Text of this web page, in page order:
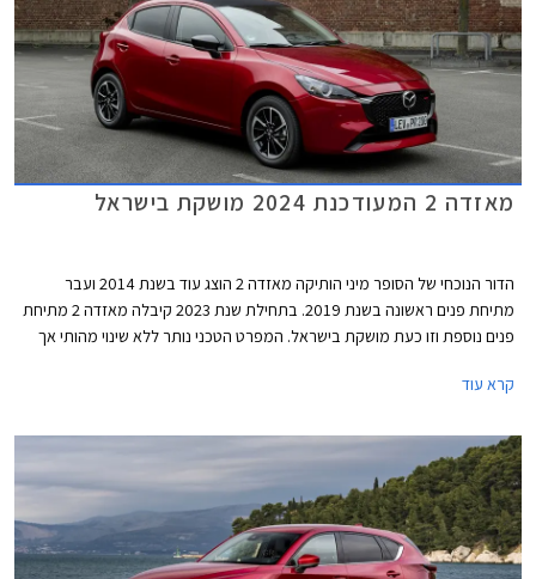
מאזדה 2 המעודכנת 2024 מושקת בישראל
הדור הנוכחי של הסופר מיני הותיקה מאזדה 2 הוצג עוד בשנת 2014 ועבר
מתיחת פנים ראשונה בשנת 2019. בתחילת שנת 2023 קיבלה מאזדה 2 מתיחת
פנים נוספת וזו כעת מושקת בישראל. המפרט הטכני נותר ללא שינוי מהותי אך
קרא עוד